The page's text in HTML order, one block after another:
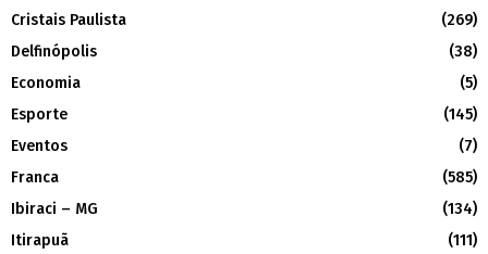
Cristais Paulista
(269)
Delfinópolis
(38)
Economia
(5)
Esporte
(145)
Eventos
(7)
Franca
(585)
Ibiraci – MG
(134)
Itirapuã
(111)